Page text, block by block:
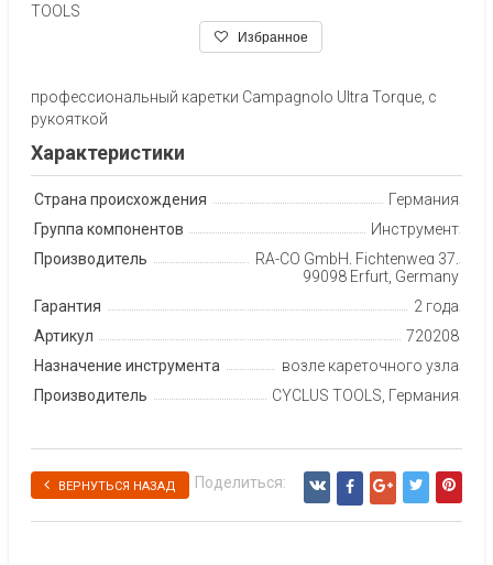
Избранное
TOOLS
профессиональный каретки Campagnolo Ultra Torque, с
рукояткой
Характеристики
Страна происхождения
Германия
Группа компонентов
Инструмент
Производитель
RA-CO GmbH, Fichtenweg 37,
99098 Erfurt, Germany
Гарантия
2 года
Артикул
720208
Назначение инструмента
возле кареточного узла
Производитель
CYCLUS TOOLS, Германия
ВЕРНУТЬСЯ НАЗАД Поделиться: